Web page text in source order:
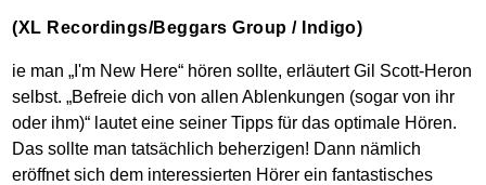
(XL Recordings/Beggars Group / Indigo)
ie man „I'm New Here“ hören sollte, erläutert Gil Scott-Heron
selbst. „Befreie dich von allen Ablenkungen (sogar von ihr
oder ihm)“ lautet eine seiner Tipps für das optimale Hören.
Das sollte man tatsächlich beherzigen! Dann nämlich
eröffnet sich dem interessierten Hörer ein fantastisches